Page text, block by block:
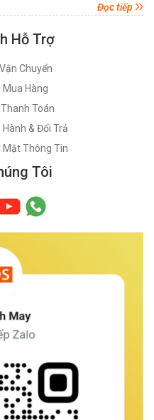
Hỗ Trợ
Chuyển
Mua Hàng
Toán
& Đổi Trả
Mật Thông Tin
Đọc tiếp
Tôi